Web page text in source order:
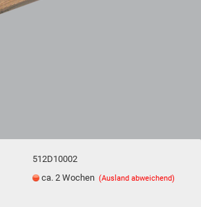
512D10002
ca. 2 Wochen(Ausland abweichend)